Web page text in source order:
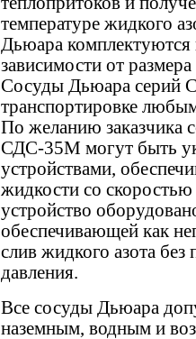
температуре жидкого
Дьюара комплектуются
зависимости от
Сосуды Дьюара серий
транспортировке
По желанию
СДС-35М могут быть
устройствами,
жидкости со
устройство
обеспечивающей как
слив жидкого азота
давления.
Все сосуды Дьюара
наземным, водным и